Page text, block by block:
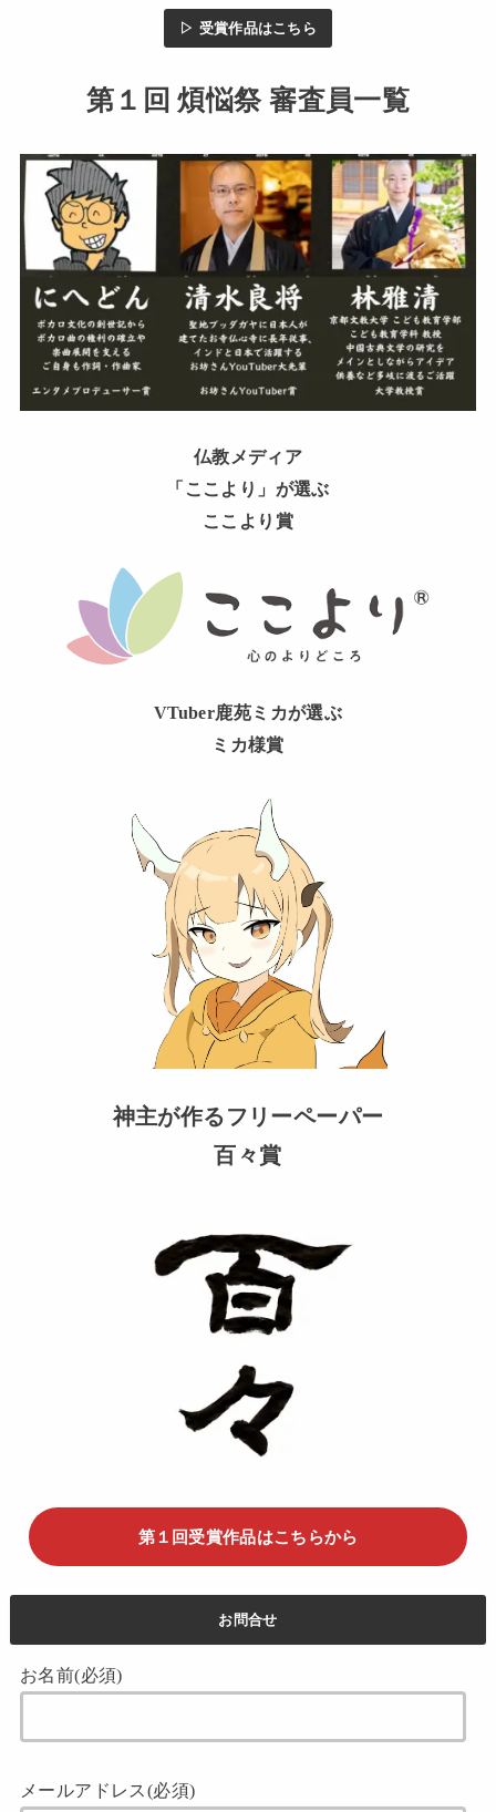
▷ 受賞作品はこちら
第１回 煩悩祭 審査員一覧
仏教メディア
「ここより」が選ぶ
ここより賞
VTuber鹿苑ミカが選ぶ
ミカ様賞
神主が作るフリーペーパー
百々賞
第１回受賞作品はこちらから
お問合せ
お名前(必須)
メールアドレス(必須)